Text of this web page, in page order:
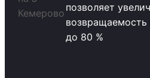
позволяет
возвращаемость
до 80 %